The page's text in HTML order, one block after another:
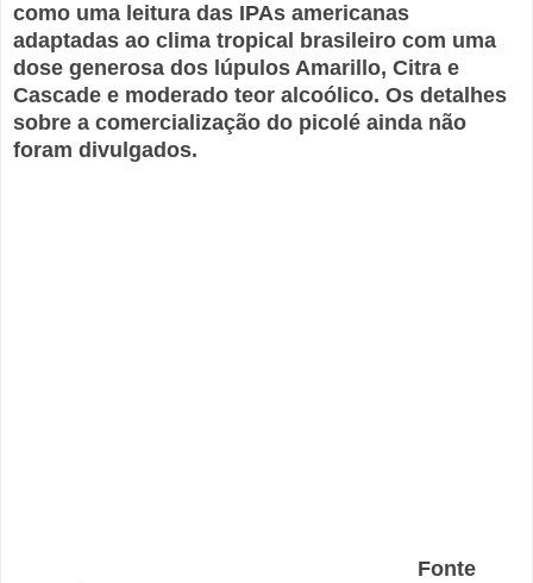
como uma leitura das IPAs americanas
adaptadas ao clima tropical brasileiro com uma
dose generosa dos lúpulos Amarillo, Citra e
Cascade e moderado teor alcoólico. Os detalhes
sobre a comercialização do picolé ainda não
foram divulgados.
Fonte